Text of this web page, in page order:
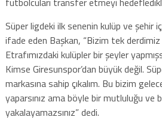
Süper ligdeki ilk senenin kulüp ve şehir
ifade eden Başkan, “Bizim tek
Etrafımızdaki kulüpler bir şeyler
Kimse Giresunspor’dan büyük değil.
markasına sahip çıkalım. Bu bizim
yaparsınız ama böyle bir mutluluğu ve
yakalayamazsınız” dedi.